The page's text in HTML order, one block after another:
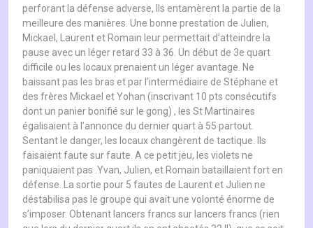
perforant la défense adverse, Ils entamèrent la partie de la
meilleure des manières. Une bonne prestation de Julien,
Mickael, Laurent et Romain leur permettait d’atteindre la
pause avec un léger retard 33 à 36. Un début de 3e quart
difficile ou les locaux prenaient un léger avantage. Ne
baissant pas les bras et par l’intermédiaire de Stéphane et
des frères Mickael et Yohan (inscrivant 10 pts consécutifs
dont un panier bonifié sur le gong) , les St Martinaires
égalisaient à l’annonce du dernier quart à 55 partout.
Sentant le danger, les locaux changèrent de tactique. Ils
faisaient faute sur faute. A ce petit jeu, les violets ne
paniquaient pas .Yvan, Julien, et Romain bataillaient fort en
défense. La sortie pour 5 fautes de Laurent et Julien ne
déstabilisa pas le groupe qui avait une volonté énorme de
s’imposer. Obtenant lancers francs sur lancers francs (rien